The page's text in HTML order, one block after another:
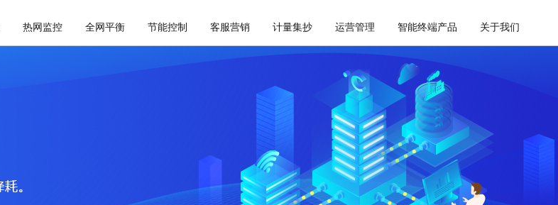
热网监控 全网平衡 节能控制 客服营销 计量集抄 运营管理 智能终端产品 关于我们